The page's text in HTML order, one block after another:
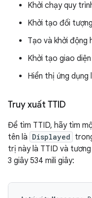
Khởi chạy quy
Khởi tạo đối
Tạo và khởi động
Khởi tạo giao
Hiển thị ứng dụng
Truy xuất TTID
Để tìm TTID, hãy tìm
tên là Displayed
trị này là TTID và
3 giây 534 mili giây: